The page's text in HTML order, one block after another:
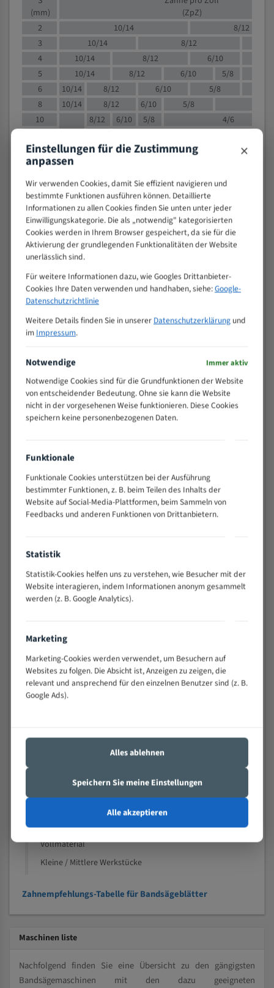
(mm)
(ZpZ)
2
10/14
8/12
3
10/14 8/12
4
10/14 8/12 6/10
5
10/14 8/12 6/10
5/8
6
10/14 8/12 6/10
5/8
8
10/14 8/12 6/10 5/8
10
8/12 6/10 5/8
4/6
15
8/12 6/10
4/5
20
30
4/5
50
80
> 100
VOLLMATERIAL
M (mm)
Zähne pro
Zoll (ZpZ))
>
10/14
15 - 40
8/12
25 - 50
35 - 70
80 - 180
3/4
130 -
350
2/3
200 -
> 500
0,75/1,25
Vorteile:
Widerstandsfähig gegen Zahnbruch auch bei
schwierigen Werkstücken (Materialmischung,
wechselnde Verbindungslängen)
Sehr geringe Vibration
Technische Beschreibung:
Positiver Spanwinkel
Bandkörper aus hochlegiertem Federstahl
Nichteisenmetalle
Speziell entwickelt für Profile / Rohre
Vollmaterial
Kleine / Mittlere Werkstücke
Zahnempfehlungs-Tabelle für Bandsägeblätter
Maschinen liste
Nachfolgend finden Sie eine Übersicht zu den gängigsten
Bandsägemaschinen mit den dazu geeigneten
Einstellungen für die Zustimmung
anpassen ×
Wir verwenden Cookies, damit Sie effizient navigieren und
bestimmte Funktionen ausführen können. Detaillierte
Informationen zu allen Cookies finden Sie unten unter jeder
Einwilligungskategorie. Die als „notwendig" kategorisierten
Cookies werden in Ihrem Browser gespeichert, da sie für die
Aktivierung der grundlegenden Funktionalitäten der Website
unerlässlich sind.
Für weitere Informationen dazu, wie Googles Drittanbieter-
Cookies Ihre Daten verwenden und handhaben, siehe:Google-
Datenschutzrichtlinie
Weitere Details finden Sie in unserer Datenschutzerklärungund
im Impressum.
Notwendige Immer aktiv
Notwendige Cookies sind für die Grundfunktionen der Website
von entscheidender Bedeutung. Ohne sie kann die Website
nicht in der vorgesehenen Weise funktionieren. Diese Cookies
speichern keine personenbezogenen Daten.
Funktionale
Funktionale Cookies unterstützen bei der Ausführung
bestimmter Funktionen, z. B. beim Teilen des Inhalts der
Website auf Social-Media-Plattformen, beim Sammeln von
Feedbacks und anderen Funktionen von Drittanbietern.
Statistik
Statistik-Cookies helfen uns zu verstehen, wie Besucher mit der
Website interagieren, indem Informationen anonym gesammelt
werden (z. B. Google Analytics).
Marketing
Marketing-Cookies werden verwendet, um Besuchern auf
Websites zu folgen. Die Absicht ist, Anzeigen zu zeigen, die
relevant und ansprechend für den einzelnen Benutzer sind (z. B.
Google Ads).
Alles ablehnen
Speichern Sie meine Einstellungen
Alle akzeptieren